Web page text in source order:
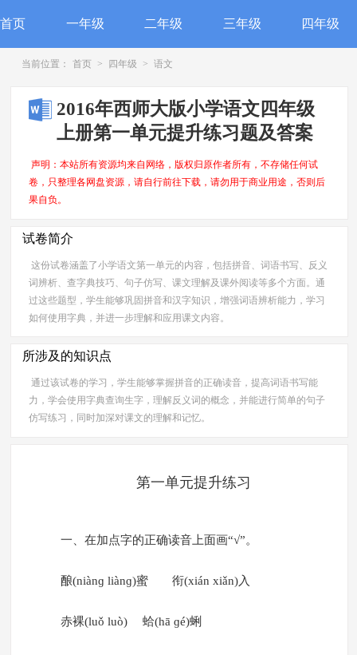
首页 一年级 二年级 三年级 四年级
当前位置： 首页 > 四年级 > 语文
2016年西师大版小学语文四年级
上册第一单元提升练习题及答案
声明：本站所有资源均来自网络，版权归原作者所有，不存储任何试
卷，只整理各网盘资源，请自行前往下载，请勿用于商业用途，否则后
果自负。
试卷简介
这份试卷涵盖了小学语文第一单元的内容，包括拼音、词语书写、反义
词辨析、查字典技巧、句子仿写、课文理解及课外阅读等多个方面。通
过这些题型，学生能够巩固拼音和汉字知识，增强词语辨析能力，学习
如何使用字典，并进一步理解和应用课文内容。
所涉及的知识点
通过该试卷的学习，学生能够掌握拼音的正确读音，提高词语书写能
力，学会使用字典查询生字，理解反义词的概念，并能进行简单的句子
仿写练习，同时加深对课文的理解和记忆。
第一单元提升练习
一、在加点字的正确读音上面画“√”。
酿(niànɡ liànɡ)蜜 衔(xián xiǎn)入
赤裸(luǒ luò) 蛤(hā ɡé)蜊